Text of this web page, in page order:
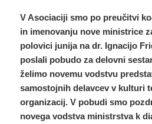
V Asociaciji smo po preučitvi
in imenovanju nove ministrice
polovici junija na dr. Ignacijo
poslali pobudo za delovni
želimo novemu vodstvu
samostojnih delavcev v kulturi
organizacij. V pobudi smo
novega vodstva ministrstva k